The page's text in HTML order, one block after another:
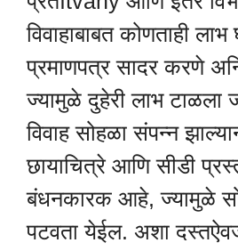
विवाहाबाबत कोणताही
प्रमाणपत्र सादर करणे
ज्यामुळे दुहेरी लाभ टाळला
विवाह सोहळा संपन्न
छायाचित्रे आणि सीडी
बंधनकारक आहे, ज्यामुळे
पटवता येईल. अशा